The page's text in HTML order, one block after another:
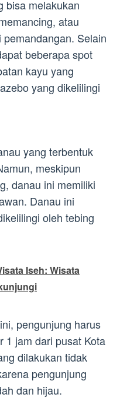
bisa melakukan
atau
Selain
beberapa spot
kayu yang
yang dikelilingi
yang terbentuk
meskipun
danau ini memiliki
Danau ini
oleh tebing
Iseh: Wisata
pengunjung harus
1 jam dari pusat Kota
dilakukan tidak
pengunjung
dan hijau.